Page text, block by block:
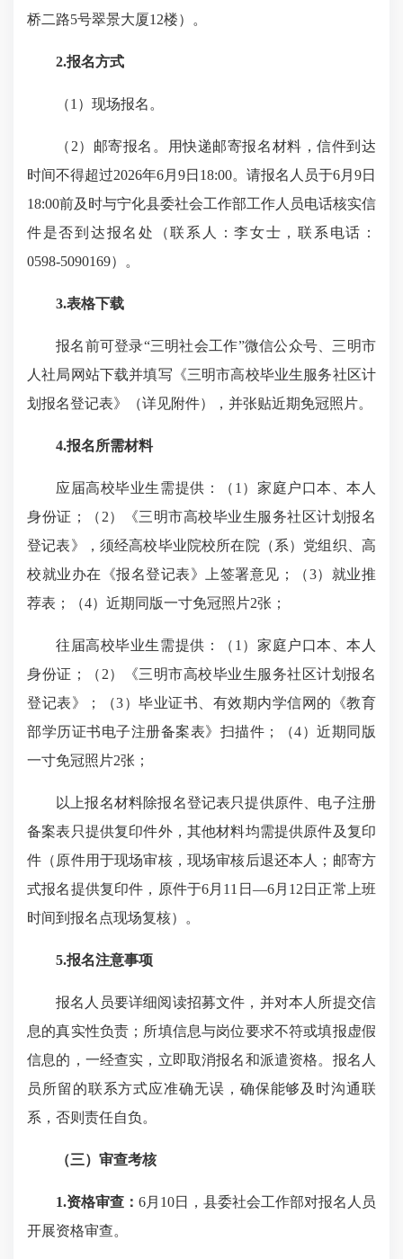
桥二路5号翠景大厦12楼）。
2.报名方式
（1）现场报名。
（2）邮寄报名。用快递邮寄报名材料，信件到达
时间不得超过2026年6月9日18:00。请报名人员于6月9日
18:00前及时与宁化县委社会工作部工作人员电话核实信
件是否到达报名处（联系人：李女士，联系电话：
0598-5090169）。
3.表格下载
报名前可登录“三明社会工作”微信公众号、三明市
人社局网站下载并填写《三明市高校毕业生服务社区计
划报名登记表》（详见附件），并张贴近期免冠照片。
4.报名所需材料
应届高校毕业生需提供：（1）家庭户口本、本人
身份证；（2）《三明市高校毕业生服务社区计划报名
登记表》，须经高校毕业院校所在院（系）党组织、高
校就业办在《报名登记表》上签署意见；（3）就业推
荐表；（4）近期同版一寸免冠照片2张；
往届高校毕业生需提供：（1）家庭户口本、本人
身份证；（2）《三明市高校毕业生服务社区计划报名
登记表》；（3）毕业证书、有效期内学信网的《教育
部学历证书电子注册备案表》扫描件；（4）近期同版
一寸免冠照片2张；
以上报名材料除报名登记表只提供原件、电子注册
备案表只提供复印件外，其他材料均需提供原件及复印
件（原件用于现场审核，现场审核后退还本人；邮寄方
式报名提供复印件，原件于6月11日—6月12日正常上班
时间到报名点现场复核）。
5.报名注意事项
报名人员要详细阅读招募文件，并对本人所提交信
息的真实性负责；所填信息与岗位要求不符或填报虚假
信息的，一经查实，立即取消报名和派遣资格。报名人
员所留的联系方式应准确无误，确保能够及时沟通联
系，否则责任自负。
（三）审查考核
1.资格审查： 6月 10日， 县委社会工作部对报名人员
开展资格审查。